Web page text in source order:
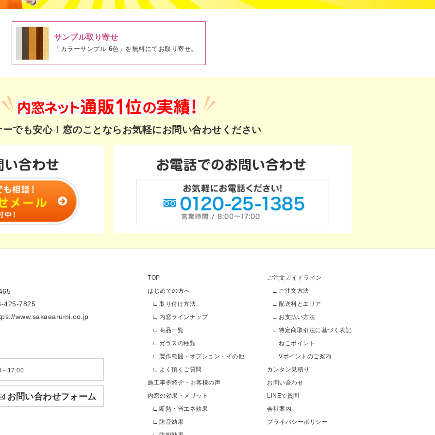
サンプル取り寄せ
「カラーサンプル 6色」を無料にてお取り寄せ。
でも安心！ 窓のことならお気軽にお問い合わせください
425-7825
www.sakaearumi.co.jp
～17:00
お問い合わせフォーム
TOP
はじめての方へ
取り付け方法
内窓ラインナップ
商品一覧
ガラスの種類
製作範囲・オプション・その他
よく頂くご質問
施工事例紹介・お客様の声
内窓の効果・メリット
断熱・省エネ効果
防音効果
ご注文ガイドライン
ご注文方法
配送料とエリア
お支払い方法
特定商取引法に基づく表記
ねこポイント
Vポイントのご案内
カンタン見積り
お問い合わせ
LINEで質問
会社案内
プライバシーポリシー